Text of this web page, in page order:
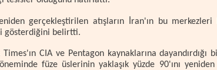
gerçekleştirilen atışların İran'ın bu
gösterdiğini belirtti.
Times'ın CIA ve Pentagon kaynaklarına
füze üslerinin yaklaşık yüzde 90'ını